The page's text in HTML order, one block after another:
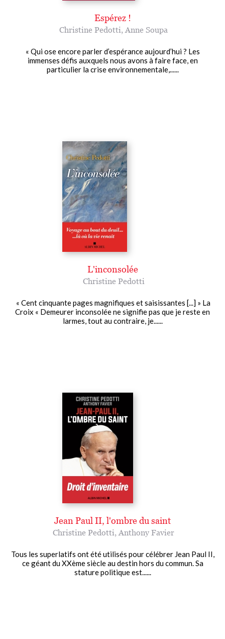
Espérez !
Christine Pedotti, Anne Soupa
« Qui ose encore parler d’espérance aujourd’hui ? Les
immenses défis auxquels nous avons à faire face, en
particulier la crise environnementale,......
L'inconsolée
Christine Pedotti
« Cent cinquante pages magnifiques et saisissantes [...] » La
Croix « Demeurer inconsolée ne signifie pas que je reste en
larmes, tout au contraire, je......
Jean Paul II, l'ombre du saint
Christine Pedotti, Anthony Favier
Tous les superlatifs ont été utilisés pour célébrer Jean Paul II,
ce géant du XXème siècle au destin hors du commun. Sa
stature politique est......